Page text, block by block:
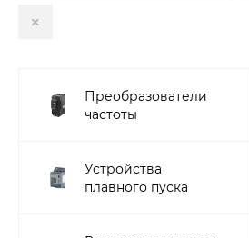
Преобразователи
частоты
Устройства
плавного пуска